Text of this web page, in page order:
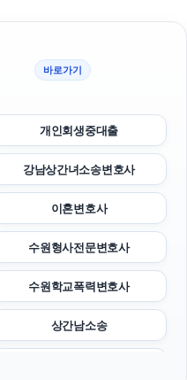
바로가기
개인회생중대출
강남상간녀소송변호사
이혼변호사
수원형사전문변호사
수원학교폭력변호사
상간남소송